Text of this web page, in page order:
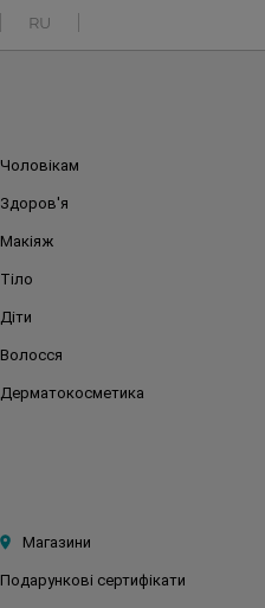
RU
Чоловікам
Здоров'я
Макіяж
Тіло
Діти
Волосся
Дерматокосметика
Магазини
Подарункові сертифікати